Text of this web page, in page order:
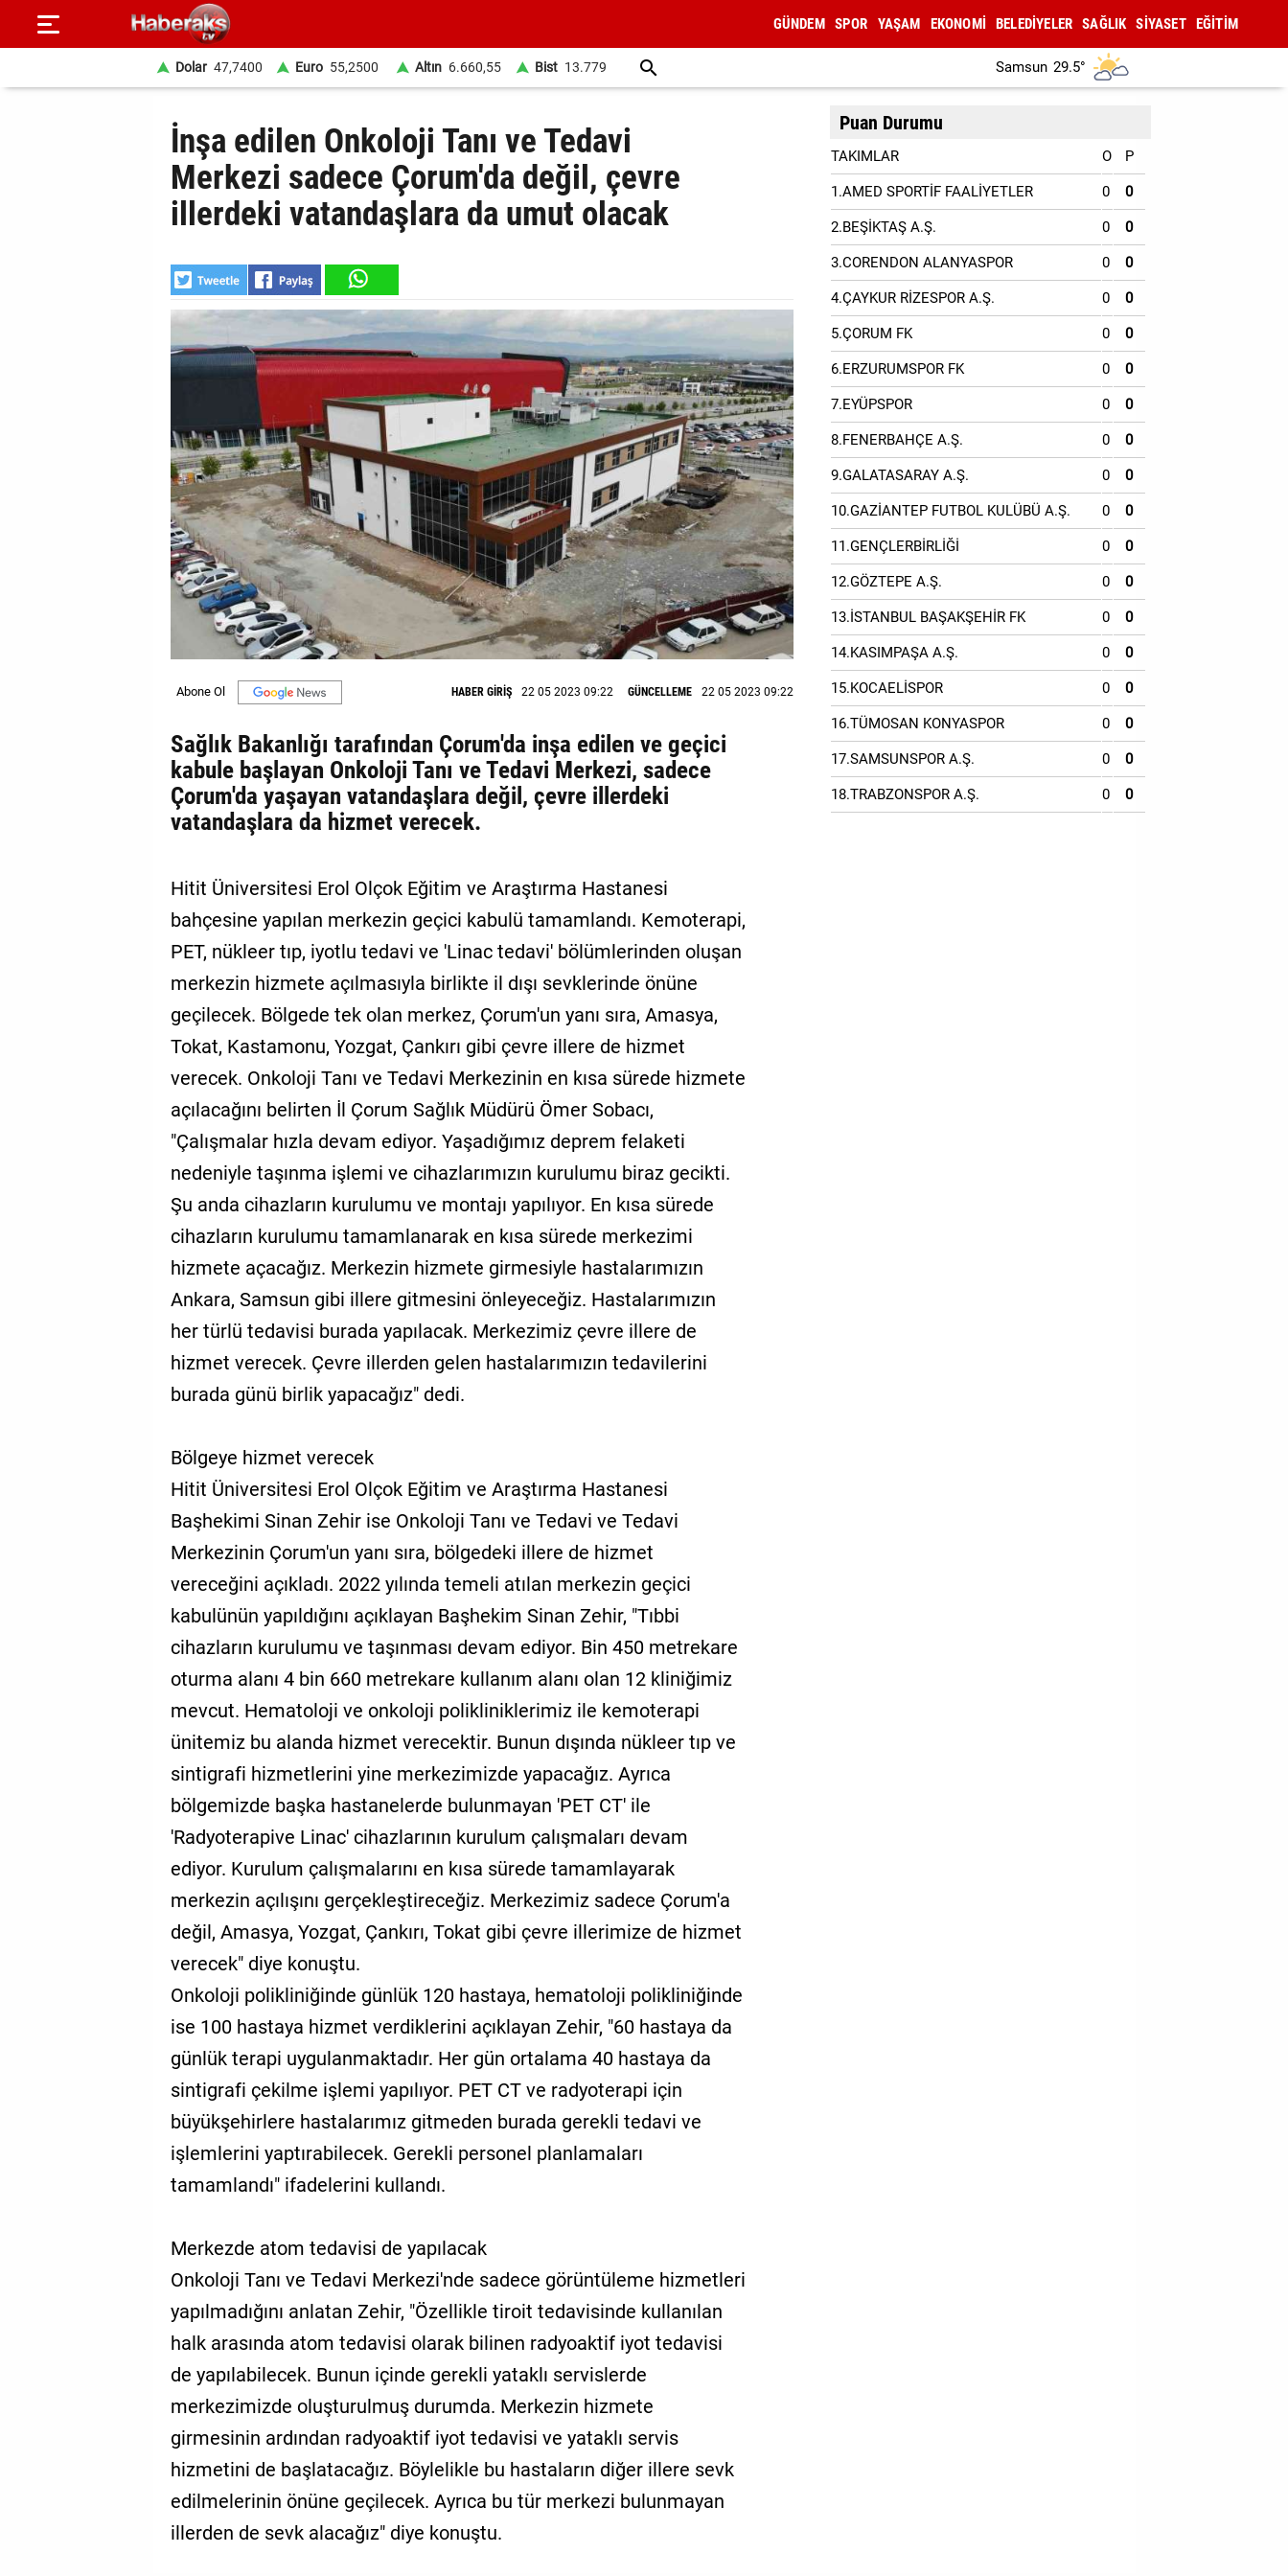
GÜNDEM SPOR YAŞAM EKONOMİ BELEDİYELER SAĞLIK SİYASET EĞİTİM
Dolar 47,7400 Euro 55,2500 Altın 6.660,55 Bist 13.779 Samsun 29.5°
İnşa edilen Onkoloji Tanı ve Tedavi
Merkezi sadece Çorum'da değil, çevre
illerdeki vatandaşlara da umut olacak
HABER GİRİŞ 22 05 2023 09:22 GÜNCELLEME 22 05 2023 09:22
Sağlık Bakanlığı tarafından Çorum'da inşa edilen ve geçici
kabule başlayan Onkoloji Tanı ve Tedavi Merkezi, sadece
Çorum'da yaşayan vatandaşlara değil, çevre illerdeki
vatandaşlara da hizmet verecek.
Hitit Üniversitesi Erol Olçok Eğitim ve Araştırma Hastanesi
bahçesine yapılan merkezin geçici kabulü tamamlandı. Kemoterapi,
PET, nükleer tıp, iyotlu tedavi ve 'Linac tedavi' bölümlerinden oluşan
merkezin hizmete açılmasıyla birlikte il dışı sevklerinde önüne
geçilecek. Bölgede tek olan merkez, Çorum'un yanı sıra, Amasya,
Tokat, Kastamonu, Yozgat, Çankırı gibi çevre illere de hizmet
verecek. Onkoloji Tanı ve Tedavi Merkezinin en kısa sürede hizmete
açılacağını belirten İl Çorum Sağlık Müdürü Ömer Sobacı,
"Çalışmalar hızla devam ediyor. Yaşadığımız deprem felaketi
nedeniyle taşınma işlemi ve cihazlarımızın kurulumu biraz gecikti.
Şu anda cihazların kurulumu ve montajı yapılıyor. En kısa sürede
cihazların kurulumu tamamlanarak en kısa sürede merkezimi
hizmete açacağız. Merkezin hizmete girmesiyle hastalarımızın
Ankara, Samsun gibi illere gitmesini önleyeceğiz. Hastalarımızın
her türlü tedavisi burada yapılacak. Merkezimiz çevre illere de
hizmet verecek. Çevre illerden gelen hastalarımızın tedavilerini
burada günü birlik yapacağız" dedi.
Bölgeye hizmet verecek
Hitit Üniversitesi Erol Olçok Eğitim ve Araştırma Hastanesi
Başhekimi Sinan Zehir ise Onkoloji Tanı ve Tedavi ve Tedavi
Merkezinin Çorum'un yanı sıra, bölgedeki illere de hizmet
vereceğini açıkladı. 2022 yılında temeli atılan merkezin geçici
kabulünün yapıldığını açıklayan Başhekim Sinan Zehir, "Tıbbi
cihazların kurulumu ve taşınması devam ediyor. Bin 450 metrekare
oturma alanı 4 bin 660 metrekare kullanım alanı olan 12 kliniğimiz
mevcut. Hematoloji ve onkoloji polikliniklerimiz ile kemoterapi
ünitemiz bu alanda hizmet verecektir. Bunun dışında nükleer tıp ve
sintigrafi hizmetlerini yine merkezimizde yapacağız. Ayrıca
bölgemizde başka hastanelerde bulunmayan 'PET CT' ile
'Radyoterapive Linac' cihazlarının kurulum çalışmaları devam
ediyor. Kurulum çalışmalarını en kısa sürede tamamlayarak
merkezin açılışını gerçekleştireceğiz. Merkezimiz sadece Çorum'a
değil, Amasya, Yozgat, Çankırı, Tokat gibi çevre illerimize de hizmet
verecek" diye konuştu.
Onkoloji polikliniğinde günlük 120 hastaya, hematoloji polikliniğinde
ise 100 hastaya hizmet verdiklerini açıklayan Zehir, "60 hastaya da
günlük terapi uygulanmaktadır. Her gün ortalama 40 hastaya da
sintigrafi çekilme işlemi yapılıyor. PET CT ve radyoterapi için
büyükşehirlere hastalarımız gitmeden burada gerekli tedavi ve
işlemlerini yaptırabilecek. Gerekli personel planlamaları
tamamlandı" ifadelerini kullandı.
Merkezde atom tedavisi de yapılacak
Onkoloji Tanı ve Tedavi Merkezi'nde sadece görüntüleme hizmetleri
yapılmadığını anlatan Zehir, "Özellikle tiroit tedavisinde kullanılan
halk arasında atom tedavisi olarak bilinen radyoaktif iyot tedavisi
de yapılabilecek. Bunun içinde gerekli yataklı servislerde
merkezimizde oluşturulmuş durumda. Merkezin hizmete
girmesinin ardından radyoaktif iyot tedavisi ve yataklı servis
hizmetini de başlatacağız. Böylelikle bu hastaların diğer illere sevk
edilmelerinin önüne geçilecek. Ayrıca bu tür merkezi bulunmayan
illerden de sevk alacağız" diye konuştu.
Puan Durumu
TAKIMLAR O P
1.AMED SPORTİF FAALİYETLER 0 0
2.BEŞİKTAŞ A.Ş. 0 0
3.CORENDON ALANYASPOR 0 0
4.ÇAYKUR RİZESPOR A.Ş. 0 0
5.ÇORUM FK 0 0
6.ERZURUMSPOR FK 0 0
7.EYÜPSPOR 0 0
8.FENERBAHÇE A.Ş. 0 0
9.GALATASARAY A.Ş. 0 0
10.GAZİANTEP FUTBOL KULÜBÜ A.Ş. 0 0
11.GENÇLERBİRLİĞİ 0 0
12.GÖZTEPE A.Ş. 0 0
13.İSTANBUL BAŞAKŞEHİR FK 0 0
14.KASIMPAŞA A.Ş. 0 0
15.KOCAELİSPOR 0 0
16.TÜMOSAN KONYASPOR 0 0
17.SAMSUNSPOR A.Ş. 0 0
18.TRABZONSPOR A.Ş. 0 0